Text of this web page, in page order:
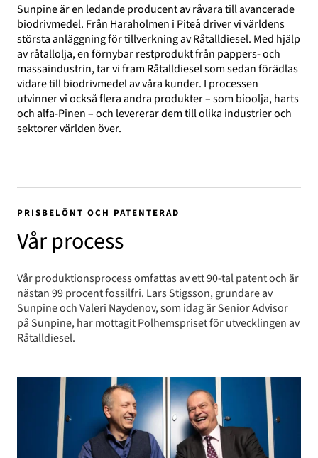
Sunpine är en ledande producent av råvara till avancerade
biodrivmedel. Från Haraholmen i Piteå driver vi världens
största anläggning för tillverkning av Råtalldiesel. Med hjälp
av råtallolja, en förnybar restprodukt från pappers- och
massaindustrin, tar vi fram Råtalldiesel som sedan förädlas
vidare till biodrivmedel av våra kunder. I processen
utvinner vi också flera andra produkter – som bioolja, harts
och alfa-Pinen – och levererar dem till olika industrier och
sektorer världen över.
Vår process
PRISBELÖNT OCH PATENTERAD
Vår produktionsprocess omfattas av ett 90-tal patent och är
nästan 99 procent fossilfri. Lars Stigsson, grundare av
Sunpine och Valeri Naydenov, som idag är Senior Advisor
på Sunpine, har mottagit Polhemspriset för utvecklingen av
Råtalldiesel.